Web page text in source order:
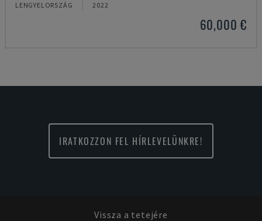
LENGYELORSZÁG 2022
60,000 €
IRATKOZZON FEL HÍRLEVELÜNKRE!
Vissza a tetejére